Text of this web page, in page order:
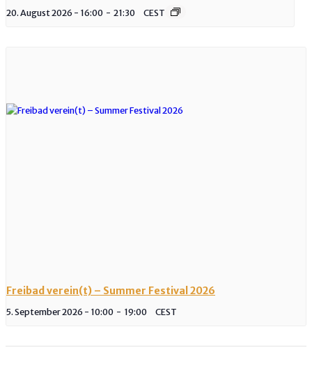
20. August 2026 - 16:00 - 21:30 CEST
Freibad verein(t) – Summer Festival 2026
5. September 2026 - 10:00 - 19:00 CEST